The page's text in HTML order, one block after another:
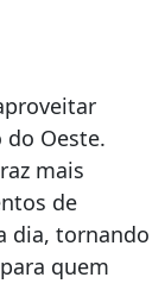
do Oeste.
mais
de
dia, tornando
quem